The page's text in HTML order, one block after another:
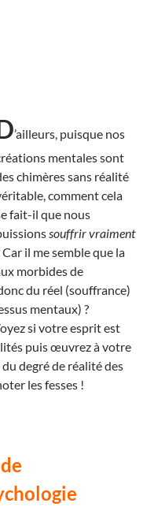
’ailleurs, puisque nos
mentales sont
chimères sans réalité
comment cela
fait-il que nous
souffrir vraiment
Car il me semble que la
morbides de
du réel (souffrance)
mentaux) ?
si votre esprit est
puis œuvrez à votre
du degré de réalité des
les fesses !
de